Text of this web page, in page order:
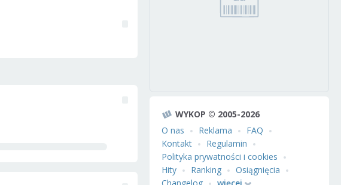
WYKOP © 2005-2026
O nas
Reklama
FAQ
Kontakt
Regulamin
Polityka prywatności i cookies
Hity
Ranking
Osiągnięcia